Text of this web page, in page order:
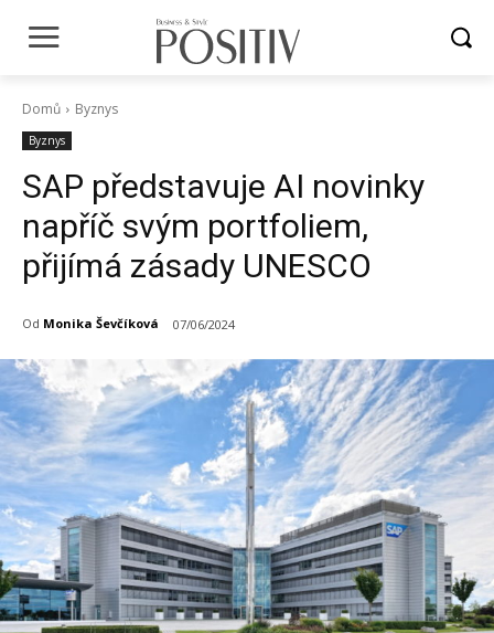
Domů Byznys
Byznys
SAP představuje AI novinky
napříč svým portfoliem,
přijímá zásady UNESCO
Od Monika Ševčíková 07/06/2024